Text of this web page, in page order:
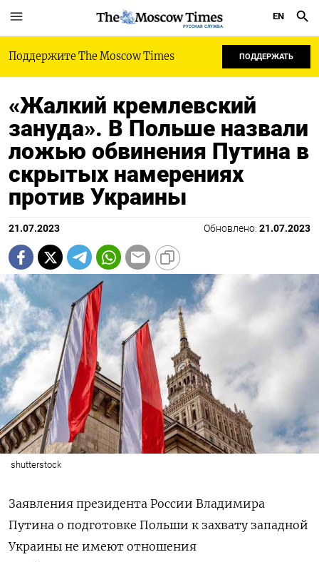
РУССКАЯ СЛУЖБА
EN
Поддержите The Moscow Times ПОДДЕРЖАТЬ
«Жалкий кремлевский
зануда». В Польше назвали
ложью обвинения Путина в
скрытых намерениях
против Украины
21.07.2023 Обновлено: 21.07.2023
shutterstock
Заявления президента России Владимира
Путина о подготовке Польши к захвату западной
Украины не имеют отношения